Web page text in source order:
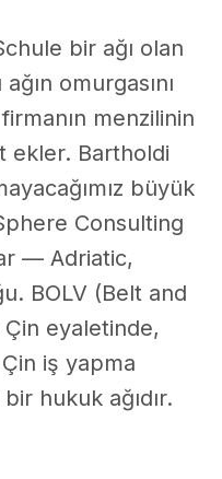
bir ağı olan
omurgasını
menzilinin
ekler. Bartholdi
büyük
Consulting
— Adriatic,
BOLV (Belt and
eyaletinde,
iş yapma
hukuk ağıdır.